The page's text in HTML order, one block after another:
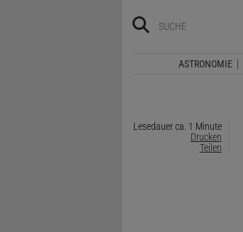
ASTRONOMIE
Lesedauer ca. 1 Minute
Drucken
Teilen